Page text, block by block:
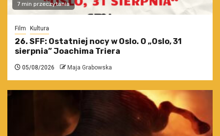
7 min przeczytania
Film Kultura
26. SFF: Ostatniej nocy w Oslo. O „Oslo, 31
sierpnia” Joachima Triera
05/08/2026 Maja Grabowska